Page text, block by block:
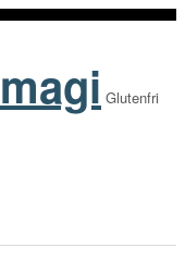
Glutenfri